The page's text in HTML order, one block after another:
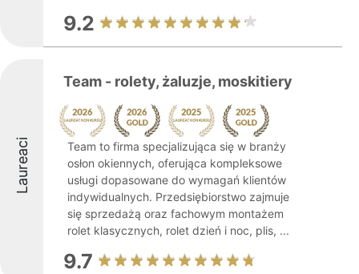
9.2
Laureaci
Team - rolety, żaluzje, moskitiery
Team to firma specjalizująca się w branży
osłon okiennych, oferująca kompleksowe
usługi dopasowane do wymagań klientów
indywidualnych. Przedsiębiorstwo zajmuje
się sprzedażą oraz fachowym montażem
rolet klasycznych, rolet dzień i noc, plis, ...
9.7